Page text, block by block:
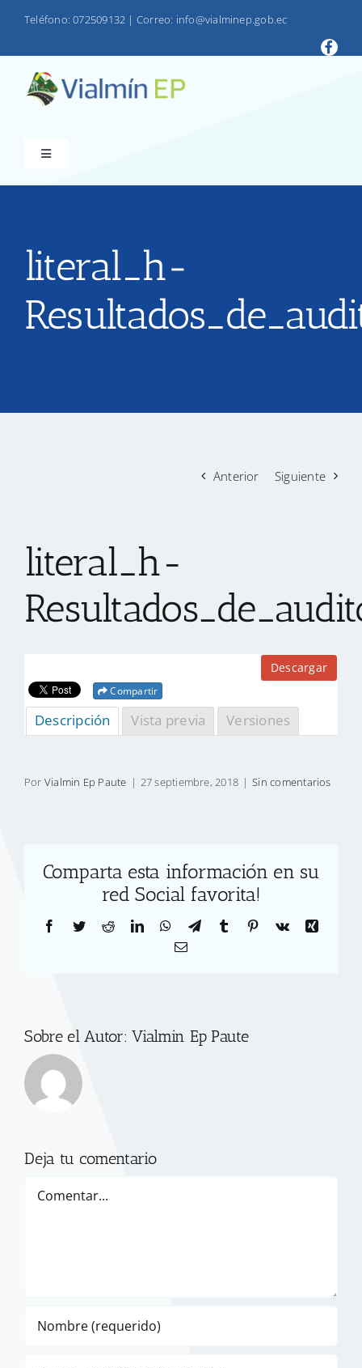
Teléfono: 072509132 | Correo: info@vialminep.gob.ec
Toggle
Navigation
VIALMIN
PRODUCTOS
TRANSPARENCIA
CONTACTO
literal_h-
Anterior Siguiente
literal_h-
Descargar
Compartir
Descripción Vista previa Versiones
Por Vialmin Ep Paute | 27 septiembre, 2018 | Sin comentarios
Comparta esta información en su
red Social favorita!
Facebook
TwitterRedditLinkedInWhatsApp
TelegramTumblr Pinterest
Vk
Xing
Correo
Sobre el Autor:Vialmin Ep Paute
Deja tu comentario